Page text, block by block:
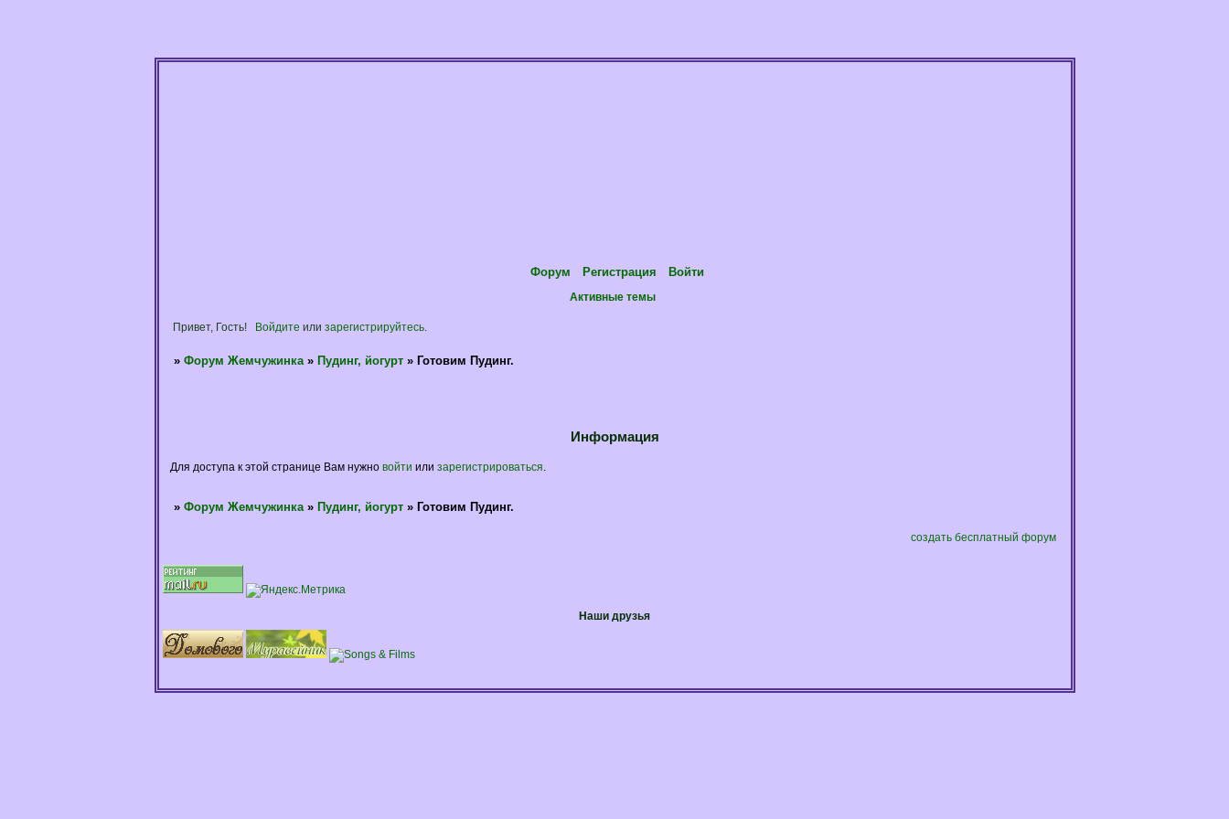
Форум Регистрация Войти
Активные темы
Привет, Гость! Войдите илизарегистрируйтесь
»Форум Жемчужинка » Пудинг, йогурт » Готовим Пудинг.
Информация
Для доступа к этой странице Вам нужно войти или зарегистрироваться
»Форум Жемчужинка »Пудинг, йогурт »Готовим Пудинг.
создать бесплатный форум
Наши друзья